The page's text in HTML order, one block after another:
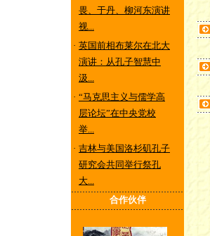
畏、于丹、柳河东演讲
视...
· 英国前相布莱尔在北大
演讲：从孔子智慧中
汲...
· “马克思主义与儒学高
层论坛”在中央党校
举...
· 吉林与美国洛杉矶孔子
研究会共同举行祭孔
大...
合作伙伴